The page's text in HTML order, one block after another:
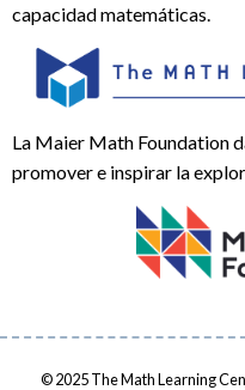
capacidad matemáticas.
La Maier Math Foundation
promover e inspirar la
© 2025The Math Learning